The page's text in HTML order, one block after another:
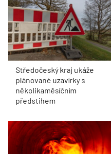
Středočeský kraj ukáže
plánované uzavírky s
několikaměsíčním
předstihem